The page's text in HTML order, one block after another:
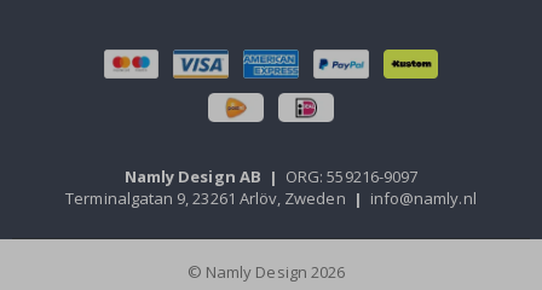
Namly Design AB | ORG: 559216-9097
Terminalgatan 9, 23261 Arlöv, Zweden | info@namly.nl
© Namly Design 2026